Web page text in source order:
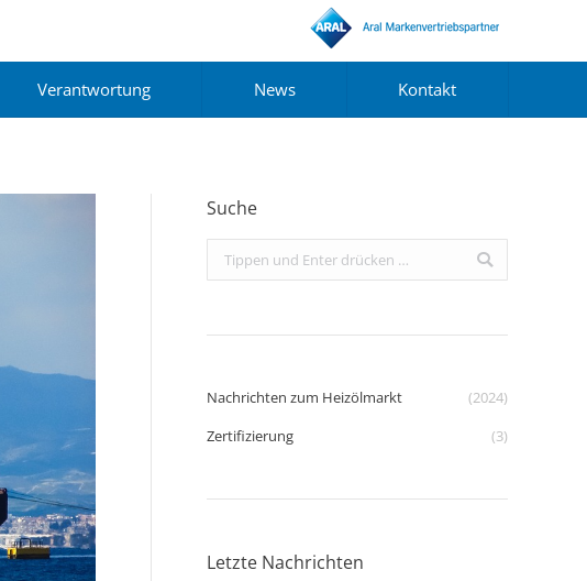
Verantwortung News Kontakt
Suche
Search:
Nachrichten zum Heizölmarkt
(2024)
Zertifizierung
(3)
Letzte Nachrichten